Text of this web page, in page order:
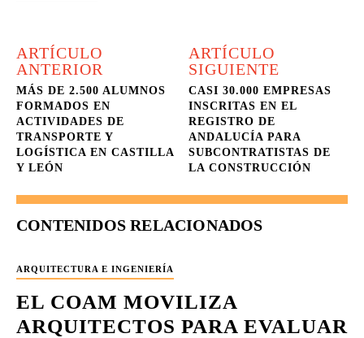
ARTÍCULO
ANTERIOR
MÁS DE 2.500 ALUMNOS
FORMADOS EN
ACTIVIDADES DE
TRANSPORTE Y
LOGÍSTICA EN CASTILLA
Y LEÓN
ARTÍCULO
SIGUIENTE
CASI 30.000 EMPRESAS
INSCRITAS EN EL
REGISTRO DE
ANDALUCÍA PARA
SUBCONTRATISTAS DE
LA CONSTRUCCIÓN
CONTENIDOS RELACIONADOS
ARQUITECTURA E INGENIERÍA
EL COAM MOVILIZA
ARQUITECTOS PARA EVALUAR